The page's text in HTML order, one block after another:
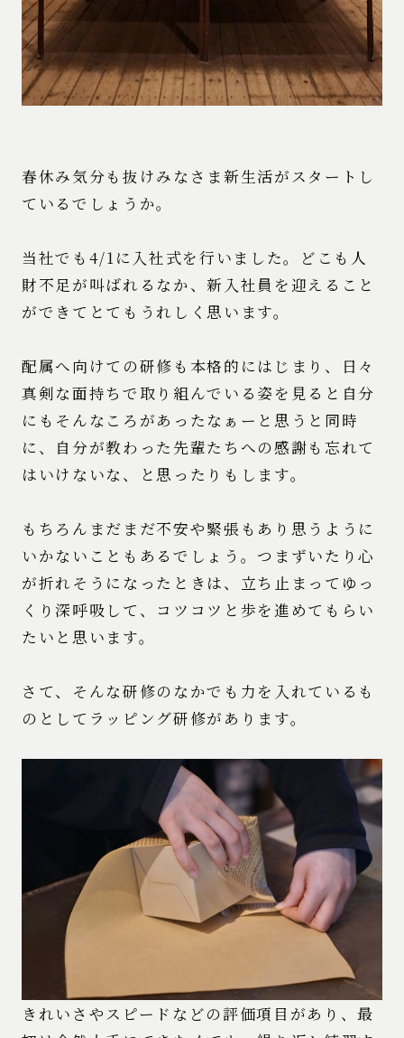
春休み気分も抜けみなさま新生活がスタートし
ているでしょうか。
当社でも4/1に入社式を行いました。どこも人
財不足が叫ばれるなか、新入社員を迎えること
ができてとてもうれしく思います。
配属へ向けての研修も本格的にはじまり、日々
真剣な面持ちで取り組んでいる姿を見ると自分
にもそんなころがあったなぁーと思うと同時
に、自分が教わった先輩たちへの感謝も忘れて
はいけないな、と思ったりもします。
もちろんまだまだ不安や緊張もあり思うように
いかないこともあるでしょう。つまずいたり心
が折れそうになったときは、立ち止まってゆっ
くり深呼吸して、コツコツと歩を進めてもらい
たいと思います。
さて、そんな研修のなかでも力を入れているも
のとしてラッピング研修があります。
きれいさやスピードなどの評価項目があり、最